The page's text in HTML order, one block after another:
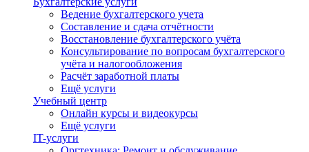
Ведение бухгалтерского учета
Составление и сдача отчётности
Восстановление бухгалтерского учёта
Консультирование по вопросам бухгалтерского
учёта и налогообложения
Расчёт заработной платы
Ещё услуги
Учебный центр
Онлайн курсы и видеокурсы
Ещё услуги
IT-услуги